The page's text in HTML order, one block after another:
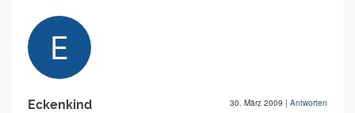
Eckenkind 30. März 2009 | Antworten